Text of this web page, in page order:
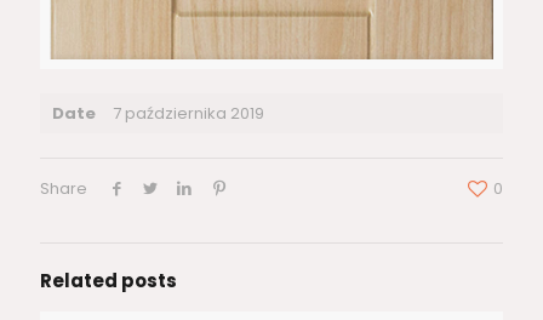
Date 7 października 2019
Share 0
Related posts